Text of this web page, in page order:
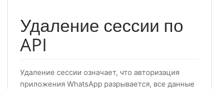
Удаление сессии по
API
Удаление сессии означает, что авторизация
приложения WhatsApp разрывается, все данные